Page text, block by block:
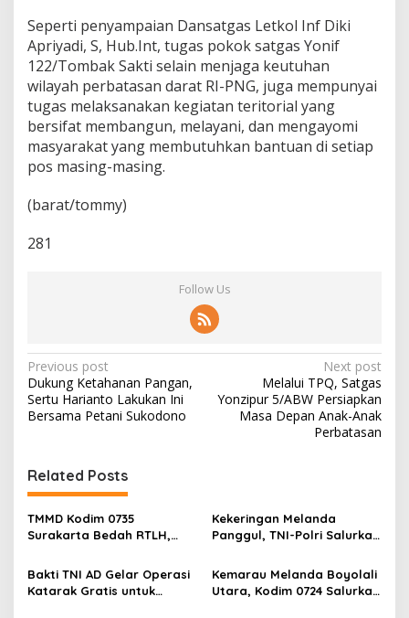
s
a
n
Seperti penyampaian Dansatgas Letkol Inf Diki
Apriyadi, S, Hub.Int, tugas pokok satgas Yonif
122/Tombak Sakti selain menjaga keutuhan
wilayah perbatasan darat RI-PNG, juga mempunyai
tugas melaksanakan kegiatan teritorial yang
bersifat membangun, melayani, dan mengayomi
masyarakat yang membutuhkan bantuan di setiap
pos masing-masing.
(barat/tommy)
281
Follow Us
P
o
s
n
a
v
g
a
Previous post
Dukung Ketahanan Pangan,
Sertu Harianto Lakukan Ini
Bersama Petani Sukodono
Next post
Melalui TPQ, Satgas
Yonzipur 5/ABW Persiapkan
Masa Depan Anak-Anak
Perbatasan
Related Posts
TMMD Kodim 0735
Surakarta Bedah RTLH,
bagi Warga
Kekeringan Melanda
Panggul, TNI-Polri Salurkan
Bakti TNI AD Gelar Operasi
Katarak Gratis untuk
Kemarau Melanda Boyolali
Utara, Kodim 0724 Salurkan